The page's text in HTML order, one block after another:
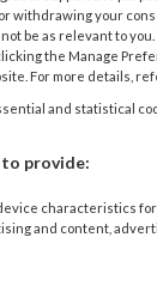
Sardes-
afgaan,
withdrawing your
be as relevant to
the Manage
For more details,
and statistical
provide:
characteristics
and content,